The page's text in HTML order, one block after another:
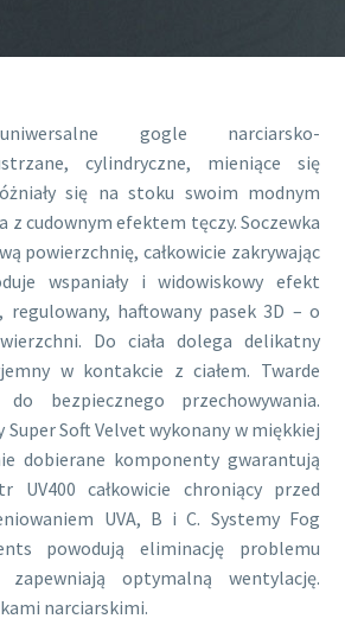
gogle narciarsko-
cylindryczne, mieniące się
się na stoku swoim modnym
z cudownym efektem tęczy. Soczewka
powierzchnię, całkowicie zakrywając
wspaniały i widowiskowy efekt
regulowany, haftowany pasek 3D – o
Do ciała dolega delikatny
w kontakcie z ciałem. Twarde
bezpiecznego przechowywania.
Soft Velvet wykonany w miękkiej
dobierane komponenty gwarantują
UV400 całkowicie chroniący przed
UVA, B i C. Systemy Fog
powodują eliminację problemu
optymalną wentylację.
narciarskimi.